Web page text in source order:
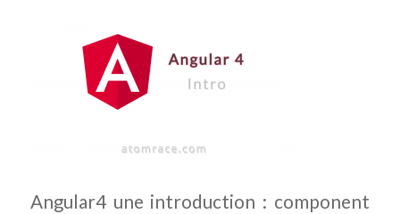
Angular4 une introduction : component